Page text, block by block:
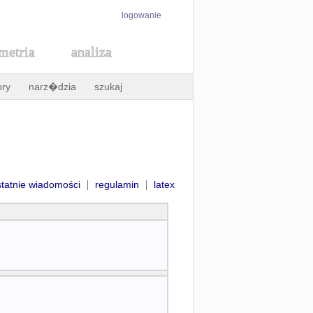
logowanie
analiza
narz�dzia szukaj
wiadomości | regulamin | latex